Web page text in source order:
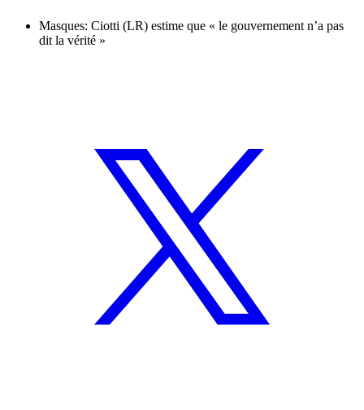
Masques: Ciotti (LR) estime que « le gouvernement n’a pas
dit la vérité »